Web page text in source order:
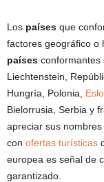
Los países que
factores geográfico o
países conformantes
Liechtenstein,
Hungría, Polonia,
Bielorrusia, Serbia y
apreciar sus
con ofertas turísticas
europea es señal de
garantizado.